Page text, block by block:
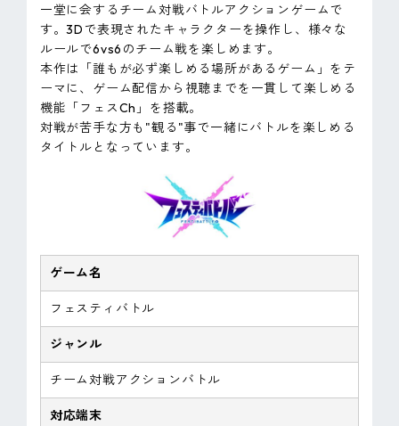
一堂に会するチーム対戦バトルアクションゲームで
す。3Dで表現されたキャラクターを操作し、様々な
ルールで6vs6のチーム戦を楽しめます。
本作は「誰もが必ず楽しめる場所があるゲーム」をテ
ーマに、ゲーム配信から視聴までを一貫して楽しめる
機能「フェスCh」を搭載。
対戦が苦手な方も"観る"事で一緒にバトルを楽しめる
タイトルとなっています。
ゲーム名
フェスティバトル
ジャンル
チーム対戦アクションバトル
対応端末